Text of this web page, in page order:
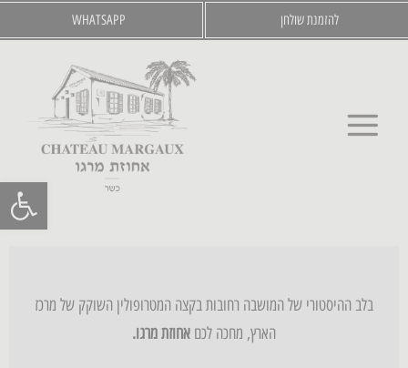
פתח
לתוכן
להזמנת שולחן WHATSAPP
בלב ההיסטורי של המושבה רחובות בקצה המטרופולין השוקק של מרכז
הארץ, מחכה לכם אחוזת מרגו.